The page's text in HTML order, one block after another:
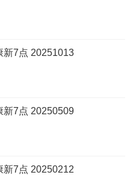
新7点 20251013
新7点 20250509
新7点 20250212